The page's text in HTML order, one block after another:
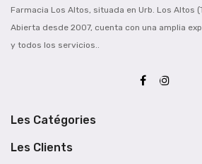
Farmacia Los Altos, situada en Urb. Los Altos
Abierta desde 2007, cuenta con una amplia
y todos los servicios..
Les Catégories
Les Clients